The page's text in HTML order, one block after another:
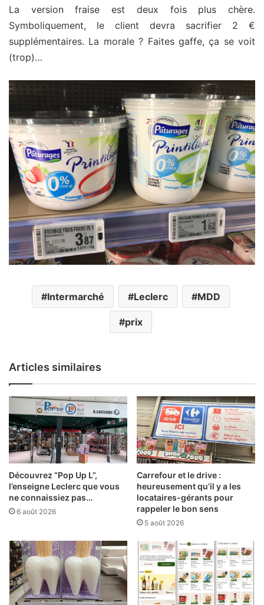
La version fraise est deux fois plus chère.
Symboliquement, le client devra sacrifier 2 €
supplémentaires. La morale ? Faites gaffe, ça se voit
(trop)…
Intermarché Leclerc MDD
prix
Articles similaires
Découvrez “Pop Up L”,
l’enseigne Leclerc que vous
ne connaissiez pas…
6 août 2026
Carrefour et le drive :
heureusement qu’il y a les
locataires-gérants pour
rappeler le bon sens
5 août 2026